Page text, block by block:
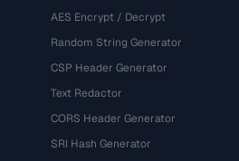
AES Encrypt / Decrypt
Random String Generator
CSP Header Generator
Text Redactor
CORS Header Generator
SRI Hash Generator